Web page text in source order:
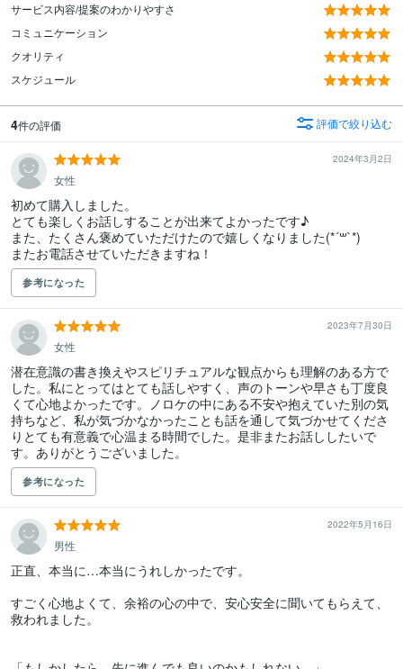
サービス内容/提案のわかりやすさ
コミュニケーション
クオリティ
スケジュール
4件の評価 評価で絞り込む
2024年3月2日
女性
初めて購入しました。
とても楽しくお話しすることが出来てよかったです♪
また、たくさん褒めていただけたので嬉しくなりました(*´꒳`*)
またお電話させていただきますね！
参考になった
2023年7月30日
女性
潜在意識の書き換えやスピリチュアルな観点からも理解のある方で
した。私にとってはとても話しやすく、声のトーンや早さも丁度良
くて心地よかったです。ノロケの中にある不安や抱えていた別の気
持ちなど、私が気づかなかったことも話を通して気づかせてくださ
りとても有意義で心温まる時間でした。是非またお話ししたいで
す。ありがとうございました。
参考になった
2022年5月16日
男性
正直、本当に…本当にうれしかったです。
すごく心地よくて、余裕の心の中で、安心安全に聞いてもらえて、
救われました。